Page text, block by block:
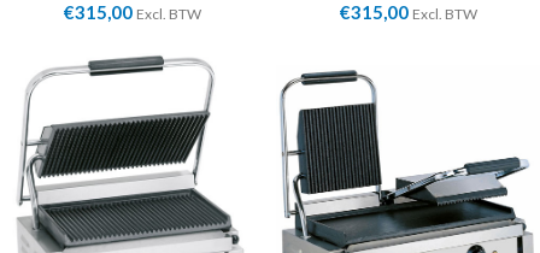
€315,00 Excl. BTW €315,00 Excl. BTW